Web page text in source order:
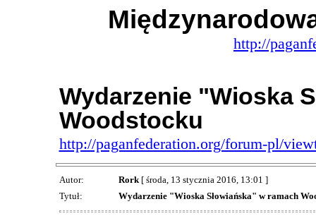
http://
Wydarzenie "Wioska
Woodstocku
http://paganfederation.org/forum-pl/
Autor: Rork[ środa, 13 stycznia 2016, 13:01 ]
Tytuł:
Wydarzenie "Wioska Słowiańska" w ramach